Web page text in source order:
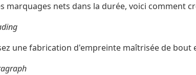
marquages nets dans la durée, voici comment
une fabrication d'empreinte maîtrisée de bout